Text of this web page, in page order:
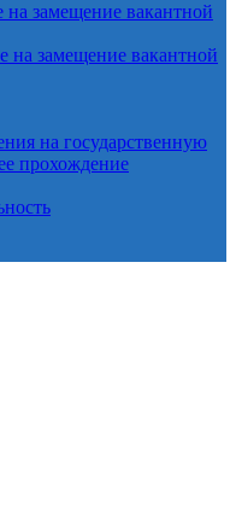
замещение вакантной
на замещение вакантной
на государственную
прохождение